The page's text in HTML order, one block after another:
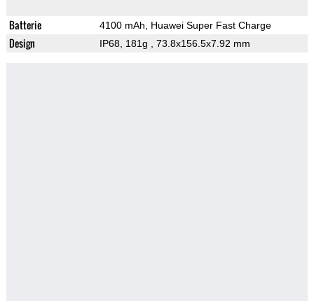
Batterie 4100 mAh, Huawei Super Fast Charge
Design IP68, 181g , 73.8x156.5x7.92 mm